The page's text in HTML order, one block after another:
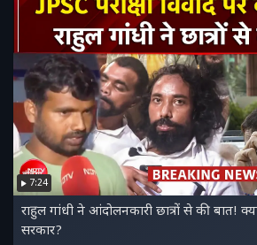
7:24
राहुल गांधी ने आंदोलनकारी छात्रों से की बात!
सरकार?